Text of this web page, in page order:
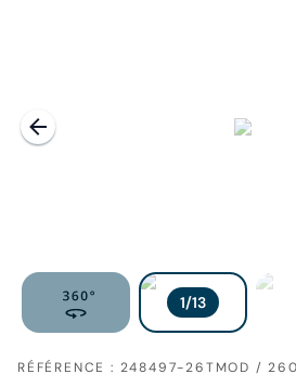
RÉFÉRENCE : 248497-26TMOD /